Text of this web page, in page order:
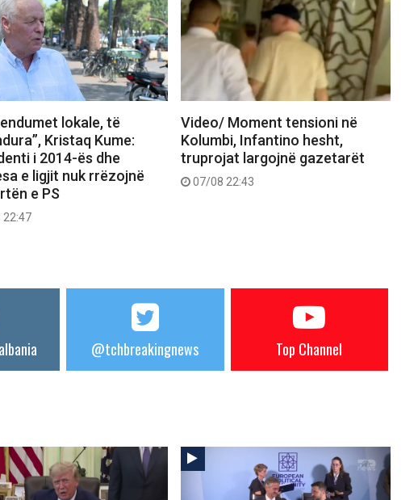
lokale, të
Kristaq Kume:
i 2014-ës dhe
e ligjit nuk rrëzojnë
e PS
Video/ Moment tensioni në
Kolumbi, Infantino hesht,
truprojat largojnë gazetarët
07/08 22:43
@tchbreakingnews Top Channel